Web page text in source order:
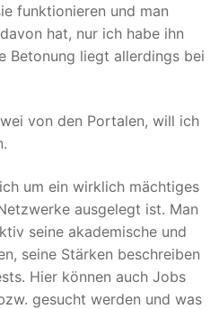
funktionieren und man
hat, nur ich habe ihn
Betonung liegt allerdings bei
von den Portalen, will ich
um ein wirklich mächtiges
ausgelegt ist. Man
seine akademische und
seine Stärken beschreiben
Hier können auch Jobs
gesucht werden und was